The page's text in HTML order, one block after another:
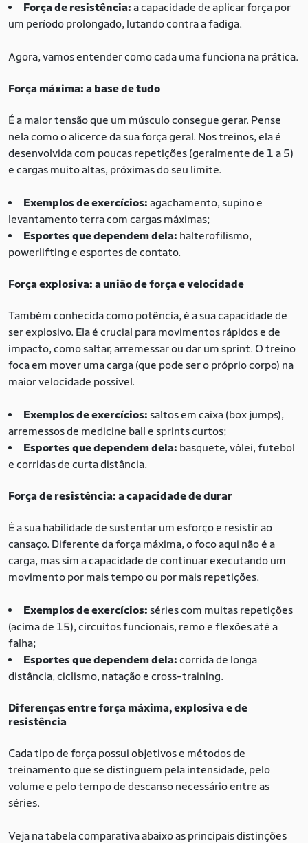
Força de resistência: a capacidade de aplicar força por
um período prolongado, lutando contra a fadiga.
Agora, vamos entender como cada uma funciona na prática.
Força máxima: a base de tudo
É a maior tensão que um músculo consegue gerar. Pense
nela como o alicerce da sua força geral. Nos treinos, ela é
desenvolvida com poucas repetições (geralmente de 1 a 5)
e cargas muito altas, próximas do seu limite.
Exemplos de exercícios: agachamento, supino e
levantamento terra com cargas máximas;
Esportes que dependem dela: halterofilismo,
powerlifting e esportes de contato.
Força explosiva: a união de força e velocidade
Também conhecida como potência, é a sua capacidade de
ser explosivo. Ela é crucial para movimentos rápidos e de
impacto, como saltar, arremessar ou dar um sprint. O treino
foca em mover uma carga (que pode ser o próprio corpo) na
maior velocidade possível.
Exemplos de exercícios: saltos em caixa (box jumps),
arremessos de medicine ball e sprints curtos;
Esportes que dependem dela: basquete, vôlei, futebol
e corridas de curta distância.
Força de resistência: a capacidade de durar
É a sua habilidade de sustentar um esforço e resistir ao
cansaço. Diferente da força máxima, o foco aqui não é a
carga, mas sim a capacidade de continuar executando um
movimento por mais tempo ou por mais repetições.
Exemplos de exercícios: séries com muitas repetições
(acima de 15), circuitos funcionais, remo e flexões até a
falha;
Esportes que dependem dela: corrida de longa
distância, ciclismo, natação e cross-training.
Diferenças entre força máxima, explosiva e de
resistência
Cada tipo de força possui objetivos e métodos de
treinamento que se distinguem pela intensidade, pelo
volume e pelo tempo de descanso necessário entre as
séries.
Veja na tabela comparativa abaixo as principais distinções